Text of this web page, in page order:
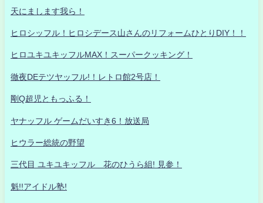
天にまします我ら！
ヒロシッフル！ヒロシデース山さんのリフォームひとりDIY！！
ヒロユキユキッフルMAX！スーパークッキング！
徹夜DEテツヤッフル!！レトロ館2号店！
剛Q超児ともっふる！
ヤナッフル ゲームだいすき6！放送局
ヒウラー総統の野望
三代目 ユキユキッフル 花のひうら組! 見参！
魁!!アイドル塾!